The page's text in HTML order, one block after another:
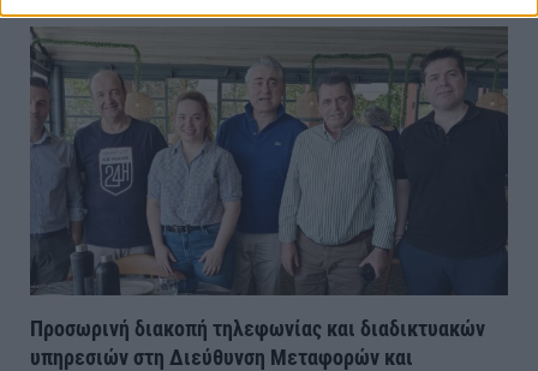
Προσωρινή διακοπή τηλεφωνίας και διαδικτυακών
υπηρεσιών στη Διεύθυνση Μεταφορών και